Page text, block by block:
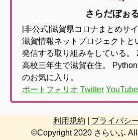
さらだぼぉ
[非公式]滋賀県コロナまとめサ
滋賀情報ネットプロジェクトと
発信する取り組みをしている。
高校三年生で滋賀在住。
のお気に入り。
ポートフォリオ Twitter YouTube
利用規約
プライバシ
©Copyright 2020 さらいふ